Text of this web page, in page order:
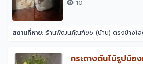
10
สถานที่หาย: ร้านพัฒนภัณฑ์96 (บ้าน) ตรงข้างโลตัสระยอง ติดกับโรงรับจำนำธนอาทร
กระถางต้นไม้รูปน้อ